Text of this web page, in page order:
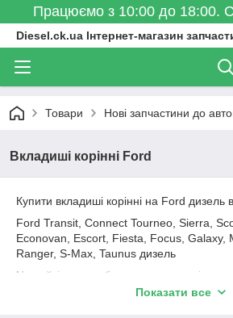
Працюємо з 10:00 до 18:00.
Diesel.ck.ua Інтернет-магазин
Товари Нові запчастини до
Вкладиші корінні Ford
Купити вкладиші корінні на Ford дизель
Ford Transit, Connect Tourneo, Sierra,
Econovan, Escort, Fiesta, Focus, Galaxy,
Ranger, S-Max, Taunus дизель
На сайті можуть бути представлені
наявність ремонтних розмірів
Показати все